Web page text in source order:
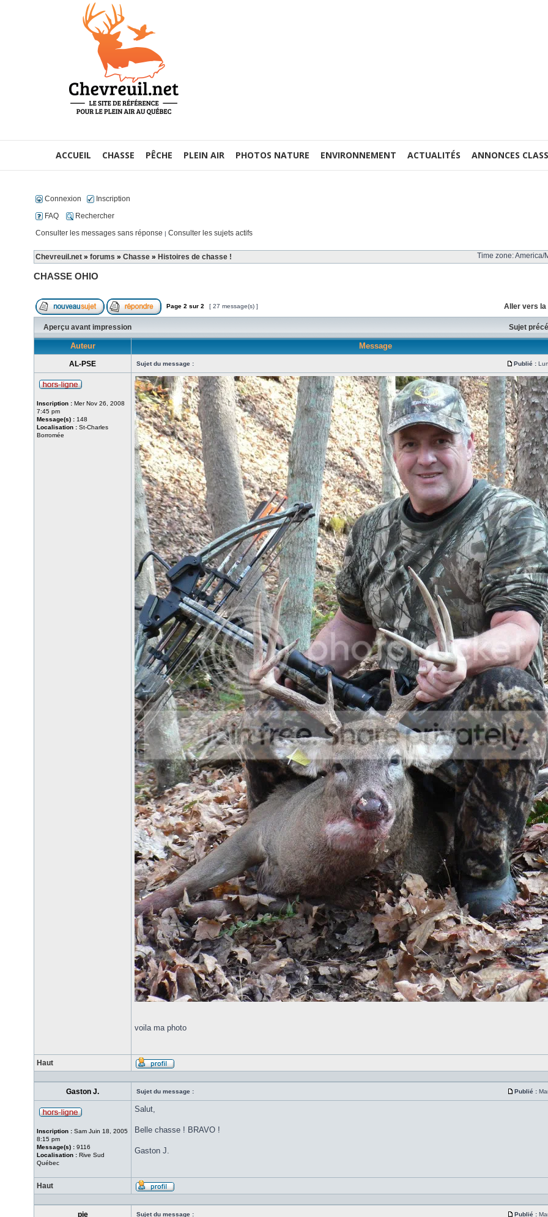
ACCUEIL CHASSE PÊCHE PLEIN AIR PHOTOS NATURE ENVIRONNEMENT ACTUALITÉS ANNONCES
Connexion
Inscription
FAQ
Rechercher
Consulter les messages sans réponse | Consulter les sujets actifs
Chevreuil.net » forums » Chasse » Histoires de chasse ! Time zone: America/
CHASSE OHIO
Page 2 sur 2 [ 27 message(s) ] Aller vers la
Aperçu avant impression Sujet
Auteur Message
AL-PSE Sujet du message : Publié :
Inscription : Mer Nov 26, 2008
7:45 pm
Message(s) : 148
Localisation : St-Charles
Borromée
voila ma photo
Haut
Gaston J. Sujet du message : Publié :
Inscription : Sam Juin 18, 2005
8:15 pm
Message(s) : 9116
Localisation : Rive Sud
Québec
Salut,
Belle chasse ! BRAVO !
Gaston J.
Haut
pie Sujet du message : Publié :